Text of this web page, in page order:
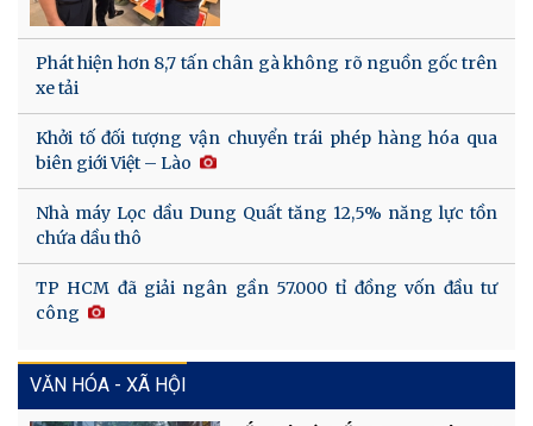
Phát hiện hơn 8,7 tấn chân gà không rõ nguồn gốc trên
xe tải
Khởi tố đối tượng vận chuyển trái phép hàng hóa qua
biên giới Việt – Lào
Nhà máy Lọc dầu Dung Quất tăng 12,5% năng lực tồn
chứa dầu thô
TP HCM đã giải ngân gần 57.000 tỉ đồng vốn đầu tư
công
VĂN HÓA - XÃ HỘI